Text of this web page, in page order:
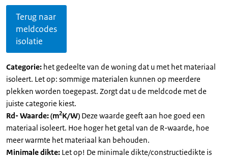
Terug naar
meldcodes
isolatie
Categorie: het gedeelte van de woning dat u met het materiaal
isoleert. Let op: sommige materialen kunnen op meerdere
plekken worden toegepast. Zorgt dat u de meldcode met de
juiste categorie kiest.
Rd- Waarde: (m2K/W) Deze waarde geeft aan hoe goed een
materiaal isoleert. Hoe hoger het getal van de R-waarde, hoe
meer warmte het materiaal kan behouden.
Minimale dikte: Let op! De minimale dikte/constructiedikte is